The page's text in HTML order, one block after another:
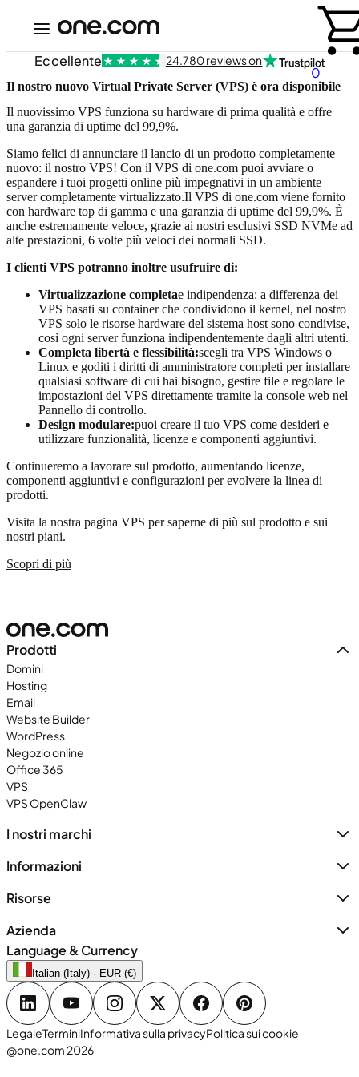
0
Eccellente 24.780 reviews on
Il nostro nuovo Virtual Private Server (VPS) è ora disponibile
Il nuovissimo VPS funziona su hardware di prima qualità e offre
una garanzia di uptime del 99,9%.
Siamo felici di annunciare il lancio di un prodotto completamente
nuovo: il nostro VPS! Con il VPS di one.com puoi avviare o
espandere i tuoi progetti online più impegnativi in un ambiente
server completamente virtualizzato.Il VPS di one.com viene fornito
con hardware top di gamma e una garanzia di uptime del 99,9%. È
anche estremamente veloce, grazie ai nostri esclusivi SSD NVMe ad
alte prestazioni, 6 volte più veloci dei normali SSD.
I clienti VPS potranno inoltre usufruire di:
Virtualizzazione completae indipendenza: a differenza dei
VPS basati su container che condividono il kernel, nel nostro
VPS solo le risorse hardware del sistema host sono condivise,
così ogni server funziona indipendentemente dagli altri utenti.
Completa libertà e flessibilità:scegli tra VPS Windows o
Linux e goditi i diritti di amministratore completi per installare
qualsiasi software di cui hai bisogno, gestire file e regolare le
impostazioni del VPS direttamente tramite la console web nel
Pannello di controllo.
Design modulare:puoi creare il tuo VPS come desideri e
utilizzare funzionalità, licenze e componenti aggiuntivi.
Continueremo a lavorare sul prodotto, aumentando licenze,
componenti aggiuntivi e configurazioni per evolvere la linea di
prodotti.
Visita la nostra pagina VPS per saperne di più sul prodotto e sui
nostri piani.
Scopri di più
Prodotti
Domini
Hosting
Email
Website Builder
WordPress
Negozio online
Office 365
VPS
VPS OpenClaw
I nostri marchi
Informazioni
Risorse
Azienda
Language & Currency
Italian (Italy) · EUR (€)
LegaleTerminiInformativa sulla privacyPolitica sui cookie
@one.com 2026